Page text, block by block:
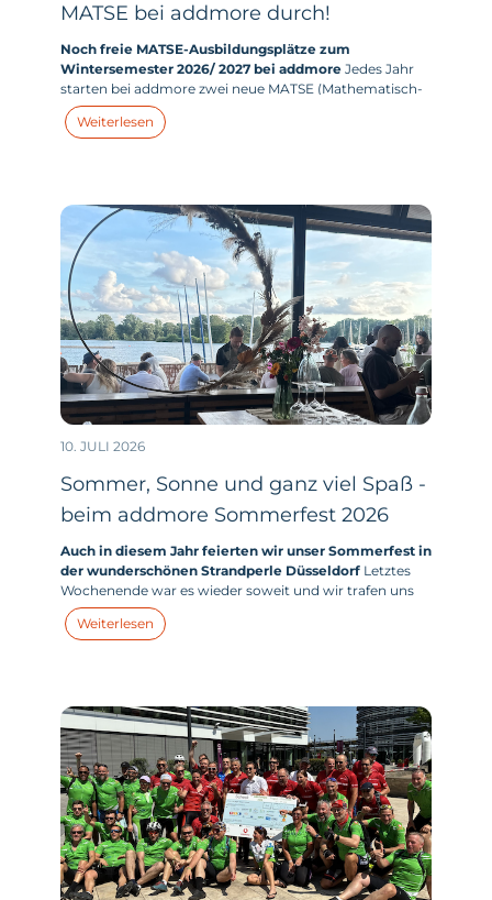
MATSE bei addmore durch!
Noch freie MATSE-Ausbildungsplätze zum
Wintersemester 2026/ 2027 bei addmoreJedes Jahr
starten bei addmore zwei neue MATSE (Mathematisch-
technischer-Softwareentwickler:in) in ihr duales
Studium. Und dieses Jahr haben wir zum
Weiterlesen
10. JULI 2026
Sommer, Sonne und ganz viel Spaß -
beim addmore Sommerfest 2026
Auch in diesem Jahr feierten wir unser Sommerfest in
der wunderschönen Strandperle DüsseldorfLetztes
Wochenende war es wieder soweit und wir trafen uns
mit allen addmores - und zahlreichen addmore Kids -
zum großen addmore Sommerfest in der Strandperle
Weiterlesen